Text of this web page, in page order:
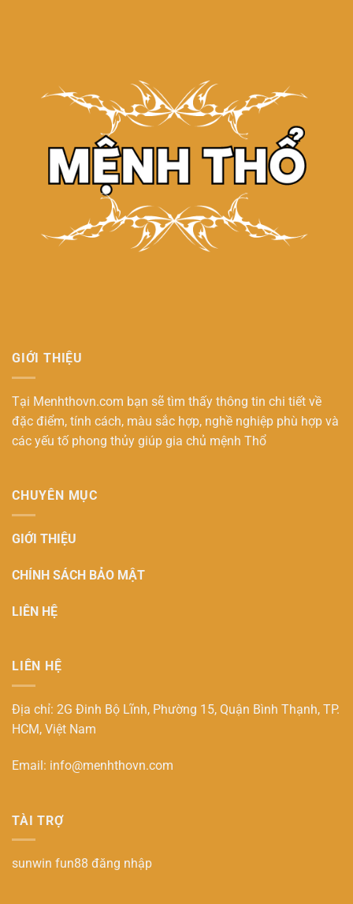
GIỚI THIỆU
Tại Menhthovn.com bạn sẽ tìm thấy thông tin chi tiết về
đặc điểm, tính cách, màu sắc hợp, nghề nghiệp phù hợp và
các yếu tố phong thủy giúp gia chủ mệnh Thổ
CHUYÊN MỤC
GIỚI THIỆU
CHÍNH SÁCH BẢO MẬT
LIÊN HỆ
LIÊN HỆ
Địa chỉ: 2G Đinh Bộ Lĩnh, Phường 15, Quận Bình Thạnh, TP.
HCM, Việt Nam
Email: info@menhthovn.com
TÀI TRỢ
sunwin fun88 đăng nhập